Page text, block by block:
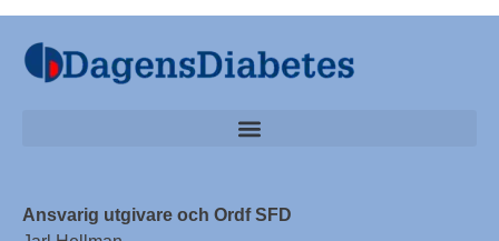
Ansvarig utgivare och Ordf SFD